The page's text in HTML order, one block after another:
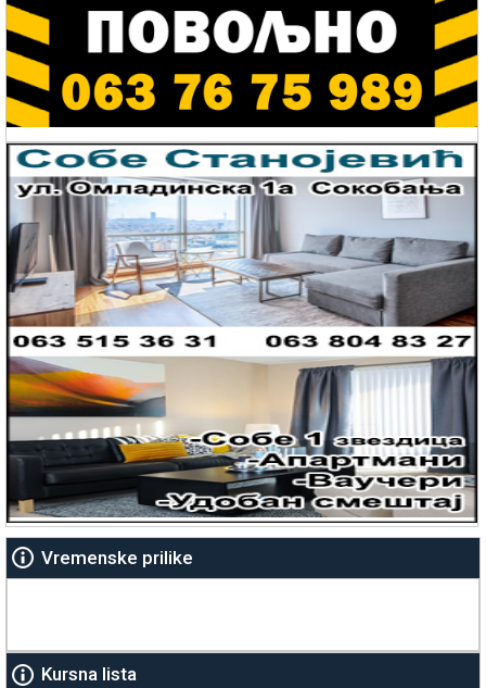
Vremenske prilike
Kursna lista